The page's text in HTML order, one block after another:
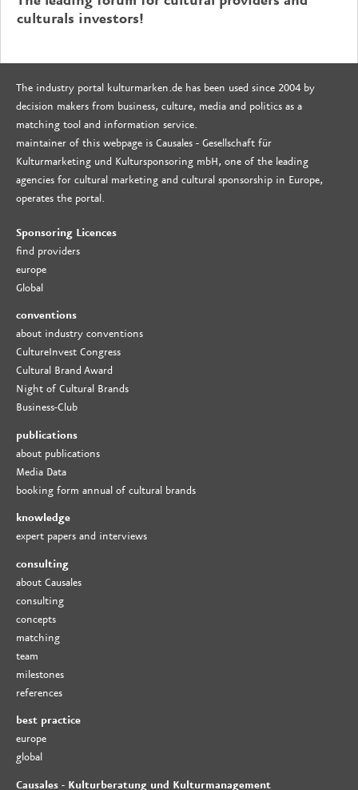
culturals investors!
The industry portal kulturmarken.de has been used since 2004 by
decision makers from business, culture, media and politics as a
matching tool and information service.
maintainer of this webpage is Causales - Gesellschaft für
Kulturmarketing und Kultursponsoring mbH, one of the leading
agencies for cultural marketing and cultural sponsorship in Europe,
operates the portal.
Sponsoring Licences
find providers
europe
Global
conventions
about industry conventions
CultureInvest Congress
Cultural Brand Award
Night of Cultural Brands
Business-Club
publications
about publications
Media Data
booking form annual of cultural brands
knowledge
expert papers and interviews
consulting
about Causales
consulting
concepts
matching
team
milestones
references
best practice
europe
global
Causales - Kulturberatung und Kulturmanagement